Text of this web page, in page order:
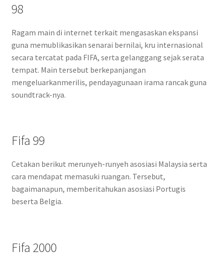
98
Ragam main di internet terkait mengasaskan ekspansi
guna memublikasikan senarai bernilai, kru internasional
secara tercatat pada FIFA, serta gelanggang sejak serata
tempat. Main tersebut berkepanjangan
mengeluarkanmerilis, pendayagunaan irama rancak guna
soundtrack-nya.
Fifa 99
Cetakan berikut merunyeh-runyeh asosiasi Malaysia serta
cara mendapat memasuki ruangan. Tersebut,
bagaimanapun, memberitahukan asosiasi Portugis
beserta Belgia.
Fifa 2000